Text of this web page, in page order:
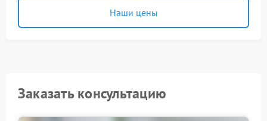
Наши цены
Заказать консультацию